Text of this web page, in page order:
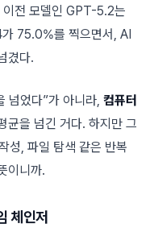
전 모델인 GPT-5.2는
75.0%를 찍으면서, AI
겼다.
넘었다”가 아니라, 컴퓨터
균을 넘긴 거다. 하지만 그
성, 파일 탐색 같은 반복
이니까.
체인저